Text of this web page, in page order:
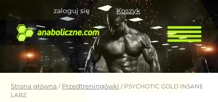
Koszyk
zaloguj się
Strona główna / Przedtreningówki / PSYCHOTIC GOLD INSANE
LABZ